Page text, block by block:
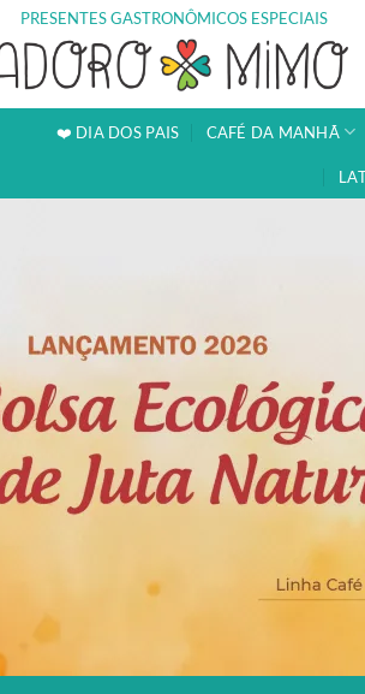
PRESENTES GASTRONÔMICOS ESPECIAIS
❤️ DIA DOS PAIS CAFÉ DA MANHÃ